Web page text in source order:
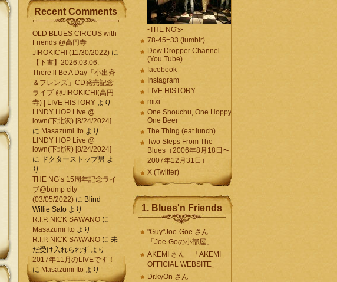
Recent Comments
OLD BLUES CIRCUS with
Friends @高円寺
JIROKICHI (11/30/2022) に
【下書】2026.03.06.
There’ll Be A Day「小出斉
＆フレンズ」CD発売記念
ライブ @JIROKICHI(高円
寺) | LIVE HISTORY より
LINDY HOP Live @
lown(下北沢) [8/24/2024]
に Masazumi Ito より
LINDY HOP Live @
lown(下北沢) [8/24/2024]
に ドクターストップ男 よ
り
THE NG’s 15周年記念ライ
ブ@bump city
(03/05/2022) に Blind
Willie Sato より
R.I.P. NICK SAWANO に
Masazumi Ito より
R.I.P. NICK SAWANO に 未
だ受け入れられず より
2017年11月のLIVEです！
に Masazumi Ito より
-THE NG's-
78-45=33 (tumblr)
Dew Dropper Channel
(You Tube)
facebook
Instagram
LIVE HISTORY
mixi
One Shouchu, One Hoppy.
One Beer
The Thing (eat lunch)
Two Steps From The
Blues（2006年8月18日〜
2007年12月31日）
X (Twitter)
1. Blues'n Friends
"Guy"Joe-Goe さん
「Joe-Goの小部屋」
AKEMI さん 「AKEMI
OFFICIAL WEBSITE」
Dr.kyOn さん